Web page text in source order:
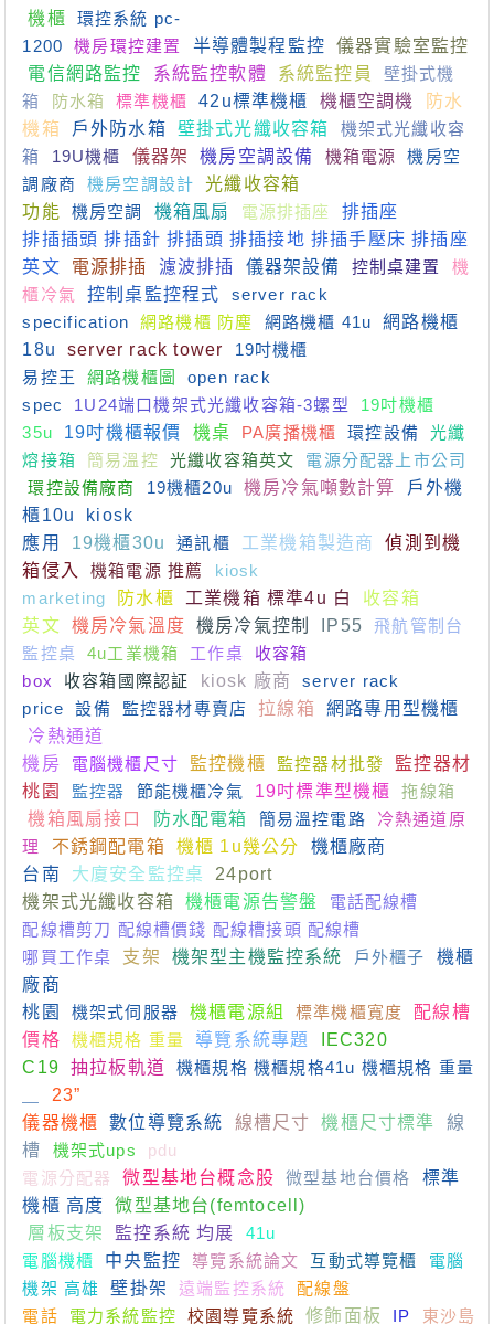
機櫃
環控系統 pc-
1200
機房環控建置 半導體製程監控
儀器實驗室監控
電信網路監控
系統監控軟體 系統監控員
壁掛式機
箱
防水箱 標準機櫃 42u標準機櫃 機櫃空調機
防水
機箱
戶外防水箱 壁掛式光纖收容箱
機架式光纖收容
箱
19U機櫃 儀器架 機房空調設備 機箱電源
機房空
調廠商
機房空調設計
光纖收容箱
功能
機房空調 機箱風扇 電源排插座
排插座
排插插頭 排插針 排插頭 排插接地 排插手壓床 排插座
英文
電源排插 濾波排插 儀器架設備 控制桌建置
機
櫃冷氣
控制桌監控程式
server rack
specification
網路機櫃 防塵 網路機櫃 41u
網路機櫃
18u
server rack tower
19吋機櫃
易控王
網路機櫃圖
open rack
spec
1U24端口機架式光纖收容箱-3螺型
19吋機櫃
35u
19吋機櫃報價 機桌 PA廣播機櫃 環控設備
光纖
熔接箱
簡易溫控 光纖收容箱英文
電源分配器上市公司
環控設備廠商
19機櫃20u 機房冷氣噸數計算
戶外機
櫃10u
kiosk
應用
19機櫃30u 通訊櫃 工業機箱製造商
偵測到機
箱侵入
機箱電源 推薦
kiosk
marketing
防水櫃 工業機箱 標準4u 白
收容箱
英文
機房冷氣溫度 機房冷氣控制 IP55
飛航管制台
監控桌
4u工業機箱 工作桌
收容箱
box
收容箱國際認証 kiosk 廠商
server rack
price
設備 監控器材專賣店 拉線箱
網路專用型機櫃
冷熱通道
機房
電腦機櫃尺寸 監控機櫃 監控器材批發
監控器材
桃園
監控器 節能機櫃冷氣 19吋標準型機櫃
拖線箱
機箱風扇接口
防水配電箱 簡易溫控電路
冷熱通道原
理
不銹鋼配電箱 機櫃 1u幾公分
機櫃廠商
台南
大廈安全監控桌
24port
機架式光纖收容箱
機櫃電源告警盤
電話配線槽
配線槽剪刀 配線槽價錢 配線槽接頭 配線槽
哪買工作桌
支架 機架型主機監控系統 戶外櫃子
機櫃
廠商
桃園
機架式伺服器 機櫃電源組 標準機櫃寬度
配線槽
價格
機櫃規格 重量 導覽系統專題
IEC320
C19
抽拉板軌道
機櫃規格 機櫃規格41u 機櫃規格 重量
23”
儀器機櫃
數位導覽系統 線槽尺寸 機櫃尺寸標準
線
槽
機架式ups
pdu
電源分配器
微型基地台概念股 微型基地台價格
標準
機櫃 高度
微型基地台(femtocell)
層板支架
監控系統 均展
41u
電腦機櫃
中央監控 導覽系統論文 互動式導覽櫃
電腦
機架 高雄
壁掛架 遠端監控系統
配線盤
電話
電力系統監控 校園導覽系統 修飾面板 IP
東沙島